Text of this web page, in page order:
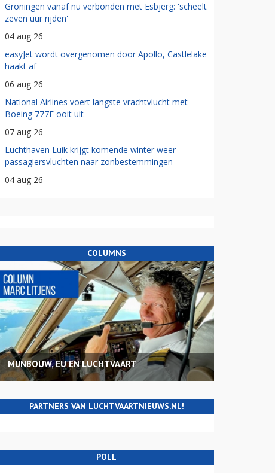
Groningen vanaf nu verbonden met Esbjerg: 'scheelt
zeven uur rijden'
04 aug 26
easyJet wordt overgenomen door Apollo, Castlelake
haakt af
06 aug 26
National Airlines voert langste vrachtvlucht met
Boeing 777F ooit uit
07 aug 26
Luchthaven Luik krijgt komende winter weer
passagiersvluchten naar zonbestemmingen
04 aug 26
COLUMNS
MIJNBOUW, EU EN LUCHTVAART
PARTNERS VAN LUCHTVAARTNIEUWS.NL!
POLL